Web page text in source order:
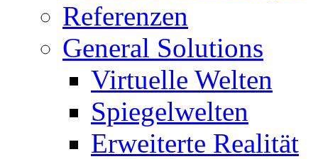
Referenzen
General Solutions
Virtuelle Welten
Spiegelwelten
Erweiterte Realität